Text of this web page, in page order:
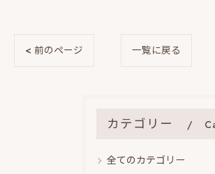
< 前のページ 一覧に戻る
カテゴリー
全てのカテゴリー